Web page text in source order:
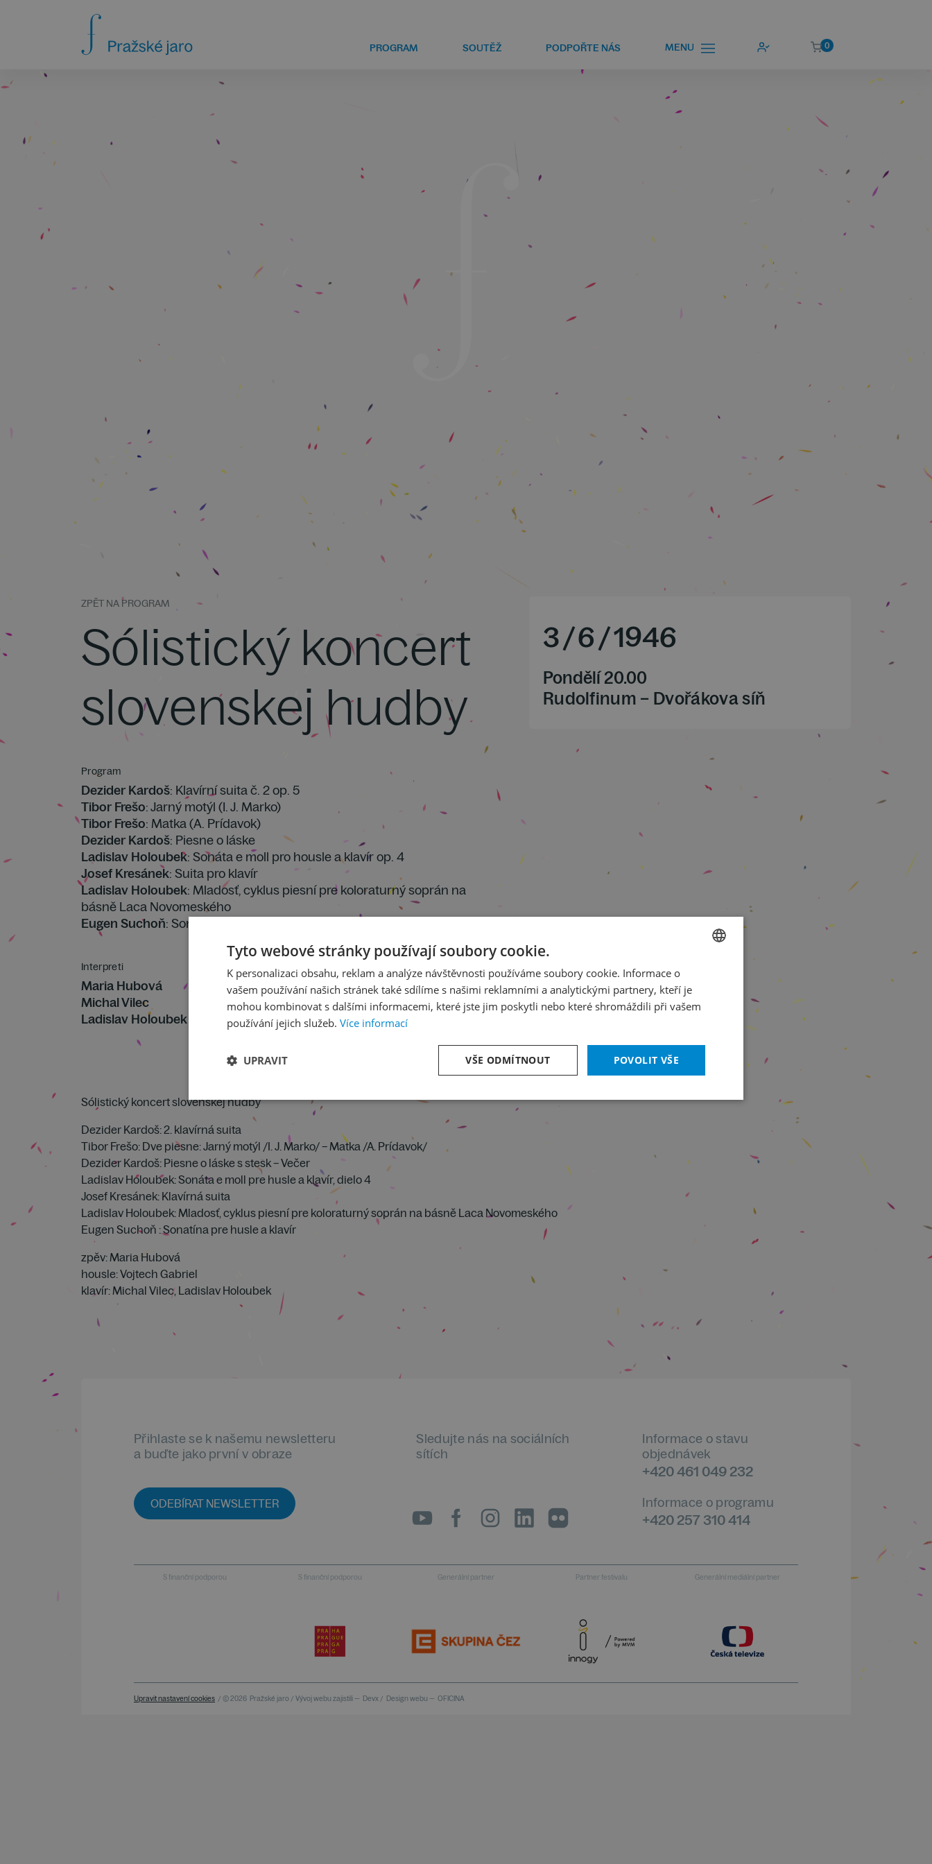
PROGRAM SOUTĚŽ PODPOŘTE NÁS MENU 0
ZPĚT NA PROGRAM
Sólistický koncert
slovenskej hudby
Program
Dezider Kardoš: Klavírní suita č. 2 op. 5
Tibor Frešo: Jarný motýl (I. J. Marko)
Tibor Frešo: Matka (A. Prídavok)
Dezider Kardoš: Piesne o láske
Ladislav Holoubek: Sonáta e moll pro housle a klavír op. 4
Josef Kresánek: Suita pro klavír
Ladislav Holoubek: Mladosť, cyklus piesní pre koloraturný soprán na
básně Laca Novomeského
Eugen Suchoň: Sonatina pro housle a klavír op. 11
Interpreti
Maria Hubová
Michal Vilec
Ladislav Holoubek
3/6/1946
Pondělí 20.00
Rudolfinum – Dvořákova síň
Sólistický koncert slovenskej hudby
Dezider Kardoš: 2. klavírná suita
Tibor Frešo: Dve piesne: Jarný motýl /I. J. Marko/ – Matka /A. Prídavok/
Dezider Kardoš: Piesne o láske s stesk – Večer
Ladislav Holoubek: Sonáta e moll pre husle a klavír, dielo 4
Josef Kresánek: Klavírná suita
Ladislav Holoubek: Mladosť, cyklus piesní pre koloraturný soprán na básně Laca Novomeského
Eugen Suchoň : Sonatína pre husle a klavír
zpěv: Maria Hubová
housle: Vojtech Gabriel
klavír: Michal Vilec, Ladislav Holoubek
Přihlaste se k našemu newsletteru
a buďte jako první v obraze
ODEBÍRAT NEWSLETTER
Sledujte nás na sociálních
sítích
Informace o stavu
objednávek
+420 461 049 232
Informace o programu
+420 257 310 414
S finanční podporou S finanční podporou Generální partner Partner festivalu Generální mediální partner
Upravit nastavení cookies / © 2026 Pražské jaro / Vývoj webu zajistili — Devx / Design webu — OFICINA
ENGLISH
Tyto webové stránky používají soubory cookie.
K personalizaci obsahu, reklam a analýze návštěvnosti používáme soubory cookie. Informace o
vašem používání našich stránek také sdílíme s našimi reklamními a analytickými partnery, kteří je
mohou kombinovat s dalšími informacemi, které jste jim poskytli nebo které shromáždili při vašem
používání jejich služeb. Více informací
POVOLIT VŠE
VŠE ODMÍTNOUT
UPRAVIT